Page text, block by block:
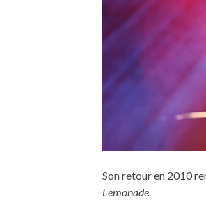
Son retour en 2010
Lemonade.